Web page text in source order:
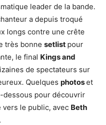
leader de la bande.
a depuis troqué
longs contre une crête
très bonne setlist pour
le final Kings and
de spectateurs sur
Quelques photoset
dessous pour découvrir
vers le public, avec Beth
.